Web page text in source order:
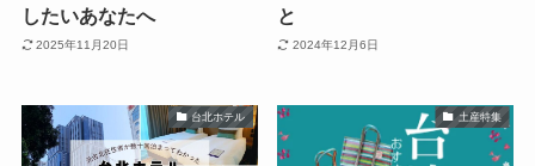
したいあなたへ
2025年11月20日
と
2024年12月6日
台北ホテル 土産特集